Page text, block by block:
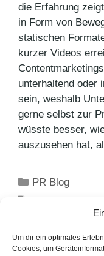
Um dir ein optimales
Cookies, um
die Erfahrung
in Form von
statischen
kurzer Videos
unterhaltend oder
sein, weshalb
gerne selbst zur
wüsste besser,
auszusehen hat,
Kategorien
PR Blog
Schlagwörter
Content-
Brand Safety:
Journalismus?